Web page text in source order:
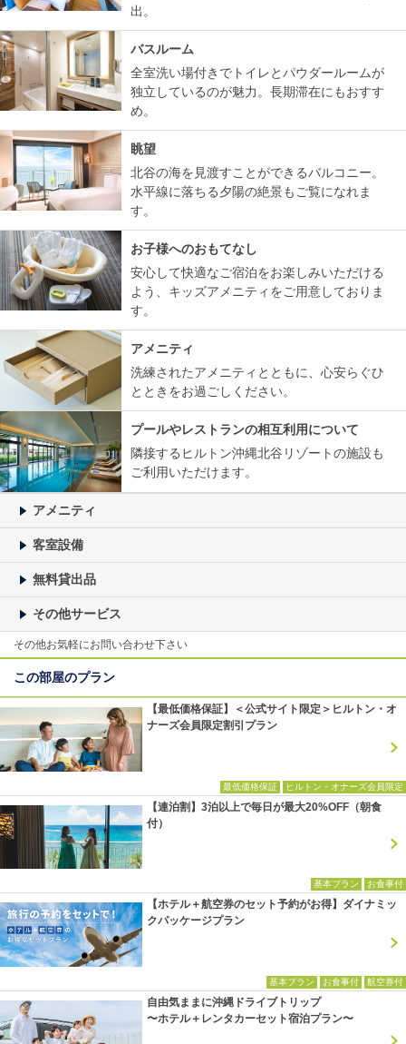
出。
バスルーム
全室洗い場付きでトイレとパウダールームが
独立しているのが魅力。長期滞在にもおすす
め。
眺望
北谷の海を見渡すことができるバルコニー。
水平線に落ちる夕陽の絶景もご覧になれま
す。
お子様へのおもてなし
安心して快適なご宿泊をお楽しみいただける
よう、キッズアメニティをご用意しておりま
す。
アメニティ
洗練されたアメニティとともに、心安らぐひ
とときをお過ごしください。
プールやレストランの相互利用について
隣接するヒルトン沖縄北谷リゾートの施設も
ご利用いただけます。
アメニティ
客室設備
無料貸出品
その他サービス
その他お気軽にお問い合わせ下さい
この部屋のプラン
【最低価格保証】＜公式サイト限定＞ヒルトン・オ
ナーズ会員限定割引プラン
最低価格保証 ヒルトン・オナーズ会員限定
【連泊割】3泊以上で毎日が最大20%OFF（朝食
付）
基本プラン お食事付
【ホテル＋航空券のセット予約がお得】ダイナミッ
クパッケージプラン
基本プラン お食事付 航空券付
自由気ままに沖縄ドライブトリップ
〜ホテル＋レンタカーセット宿泊プラン〜